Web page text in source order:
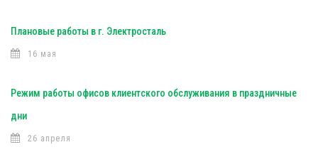
Плановые работы в г. Электросталь
16 мая
Режим работы офисов клиентского обслуживания в праздничные
дни
26 апреля